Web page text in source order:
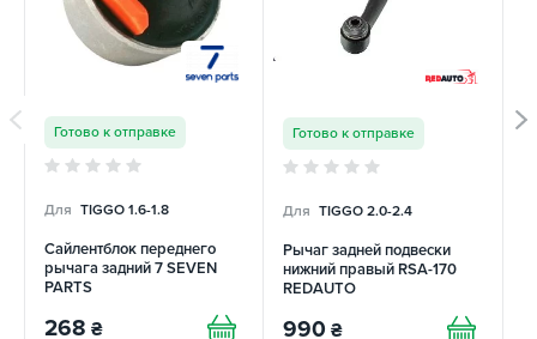
Готово к отправке
Для TIGGO 1.6-1.8
Сайлентблок переднего
рычага задний 7 SEVEN
PARTS
268 ₴
Готово к отправке
Для TIGGO 2.0-2.4
Рычаг задней подвески
нижний правый RSA-170
REDAUTO
990 ₴